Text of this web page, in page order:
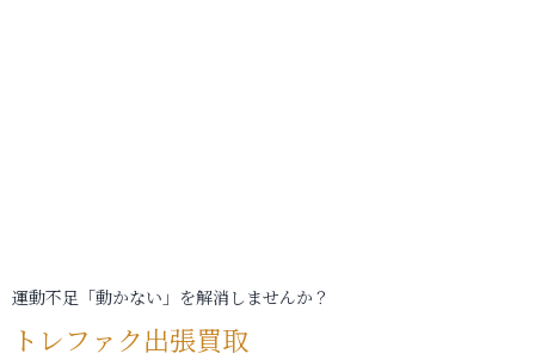
運動不足「動かない」を解消しませんか？
トレファク出張買取